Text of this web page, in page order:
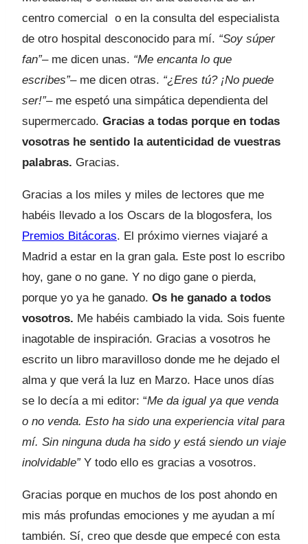
centro comercial o en la consulta del especialista
de otro hospital desconocido para mí. “Soy súper
fan”– me dicen unas. “Me encanta lo que
escribes”– me dicen otras. “¿Eres tú? ¡No puede
ser!”– me espetó una simpática dependienta del
supermercado. Gracias a todas porque en todas
vosotras he sentido la autenticidad de vuestras
palabras. Gracias.
Gracias a los miles y miles de lectores que me
habéis llevado a los Oscars de la blogosfera, los
Premios Bitácoras. El próximo viernes viajaré a
Madrid a estar en la gran gala. Este post lo escribo
hoy, gane o no gane. Y no digo gane o pierda,
porque yo ya he ganado. Os he ganado a todos
vosotros. Me habéis cambiado la vida. Sois fuente
inagotable de inspiración. Gracias a vosotros he
escrito un libro maravilloso donde me he dejado el
alma y que verá la luz en Marzo. Hace unos días
se lo decía a mi editor: “Me da igual ya que venda
o no venda. Esto ha sido una experiencia vital para
mí. Sin ninguna duda ha sido y está siendo un viaje
inolvidable”Y todo ello es gracias a vosotros.
Gracias porque en muchos de los post ahondo en
mis más profundas emociones y me ayudan a mí
también. Sí, creo que desde que empecé con esta